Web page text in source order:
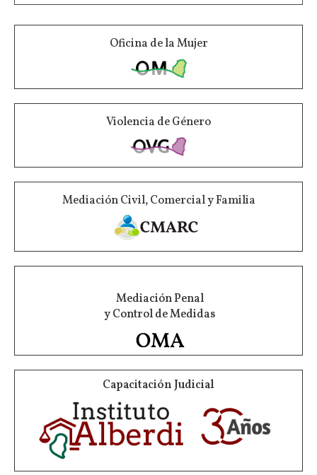
Oficina de la Mujer
Violencia de Género
Mediación Civil, Comercial y Familia
Mediación Penal
y Control de Medidas
Capacitación Judicial